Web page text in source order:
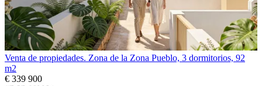
Venta de propiedades. Zona de la Zona Pueblo, 3 dormitorios, 92
m2
€ 339 900